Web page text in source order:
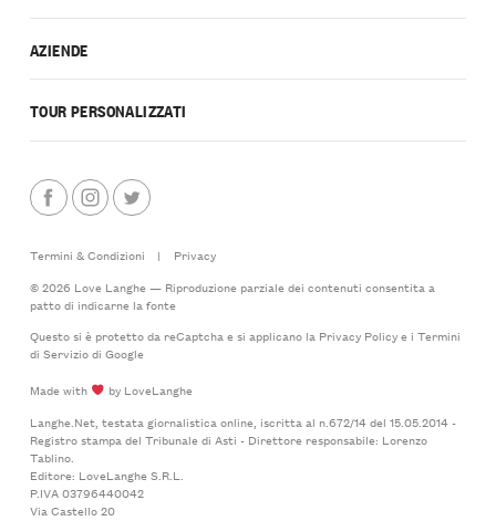
AZIENDE
TOUR PERSONALIZZATI
Termini & Condizioni |
Privacy
© 2026 Love Langhe — Riproduzione parziale dei contenuti consentita a
patto di indicarne la fonte
Questo si è protetto da reCaptcha e si applicano la Privacy Policye i Termini
di Serviziodi Google
Made with
by LoveLanghe
Langhe.Net, testata giornalistica online, iscritta al n.672/14 del 15.05.2014 -
Registro stampa del Tribunale di Asti - Direttore responsabile: Lorenzo
Tablino.
Editore: LoveLanghe S.R.L.
P.IVA 03796440042
Via Castello 20